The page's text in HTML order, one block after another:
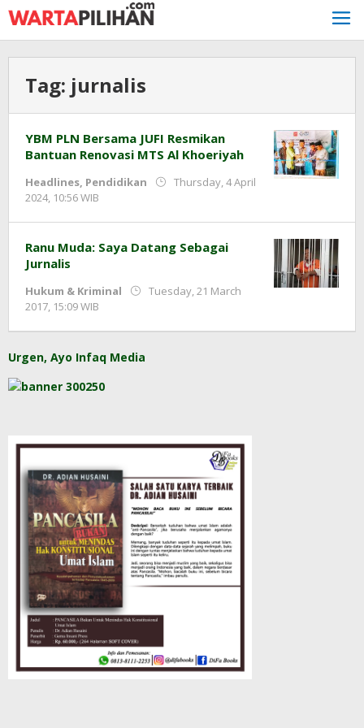
Skip
to
content
Tag: jurnalis
YBM PLN Bersama JUFI Resmikan
Bantuan Renovasi MTS Al Khoeriyah
Headlines, Pendidikan
Thursday, 4 April
2024, 10:56 WIB
Prawiranegara
Ranu Muda: Saya Datang Sebagai
Jurnalis
Hukum & Kriminal
Tuesday, 21 March
2017, 15:09 WIB
Urgen, Ayo Infaq Media